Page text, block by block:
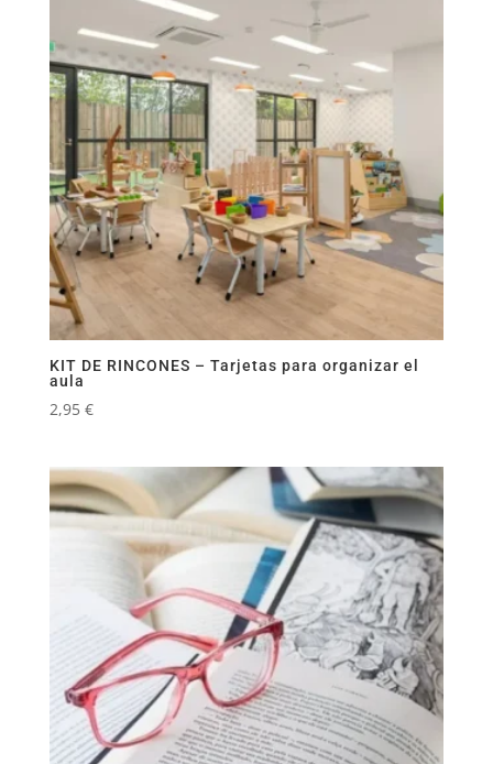
KIT DE RINCONES – Tarjetas para organizar el
aula
2,95 €